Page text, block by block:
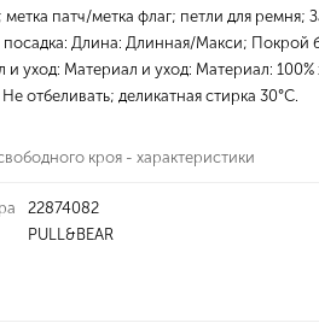
патч/метка флаг; петли для ремня;
посадка: Длина: Длинная/Макси; Покрой
и уход: Материал и уход: Материал:
отбеливать; деликатная стирка 30°С.
кроя - характеристики
22874082
PULL&BEAR